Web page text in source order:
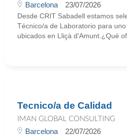
Barcelona 23/07/2026
Desde CRIT Sabadell estamos
Técnico/a de Laboratorio para
ubicados en Lliçà d'Amunt.¿Qué
Tecnico/a de Calidad
IMAN GLOBAL CONSULTING
Barcelona 22/07/2026